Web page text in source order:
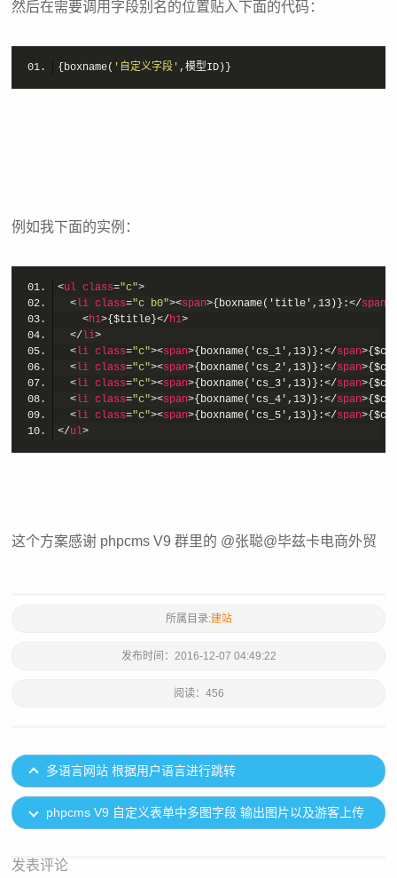
然后在需要调用字段别名的位置贴入下面的代码：
{boxname( '自定义字段'
例如我下面的实例：
<ul class="c">
<li class="c b0"><span>{boxname('title',13)}:</span
<h1>{$title}</h1>
</ li>
<li class="c"><span>{boxname('cs_1',13)}:</span>
<li class="c"><span>{boxname('cs_2',13)}:</span>
<li class="c"><span>{boxname('cs_3',13)}:</span>
<li class="c"><span>{boxname('cs_4',13)}:</span>
<li class="c"><span>{boxname('cs_5',13)}:</span>
</ul>
这个方案感谢 phpcms V9 群里的 @张聪@毕兹卡电商外贸
所属目录:建站
发布时间： 2016-12-07 04:49:22
阅读： 456
多语言网站 根据用户语言进行跳转
phpcms V9 自定义表单中多图字段 输出图片以及游客上传
发表评论